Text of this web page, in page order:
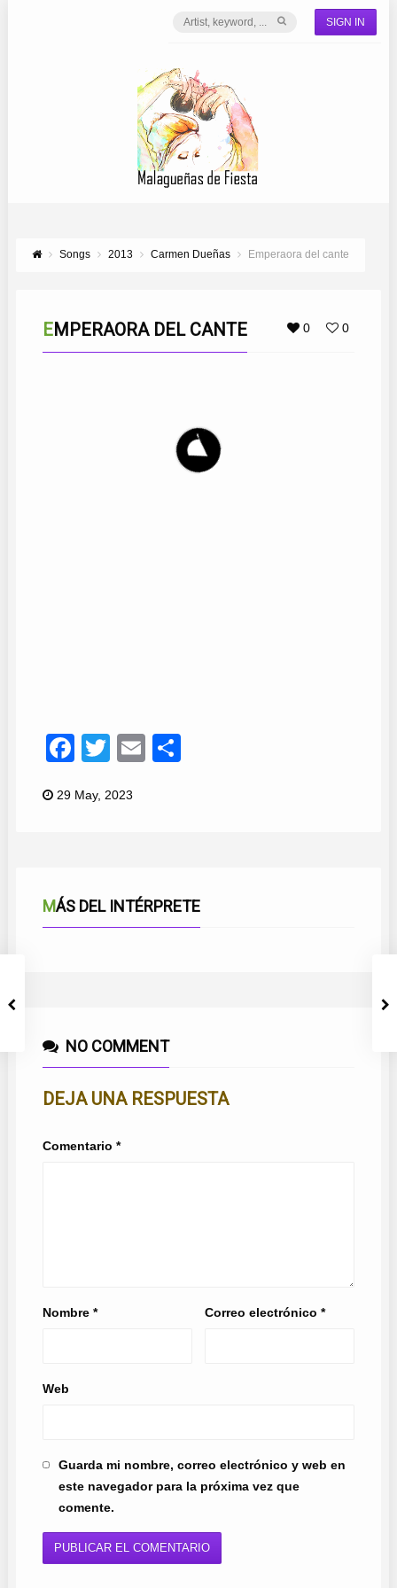
SIGN IN
Songs 2013 Carmen Dueñas Emperaora del cante
0 0
EMPERAORA DEL CANTE
Facebook
TwitterEmail
29 May, 2023
MÁS DEL INTÉRPRETE
NO COMMENT
DEJA UNA RESPUESTA
Comentario *
Nombre * Correo electrónico*
Web
Guarda mi nombre, correo electrónico y web en
este navegador para la próxima vez que
comente.